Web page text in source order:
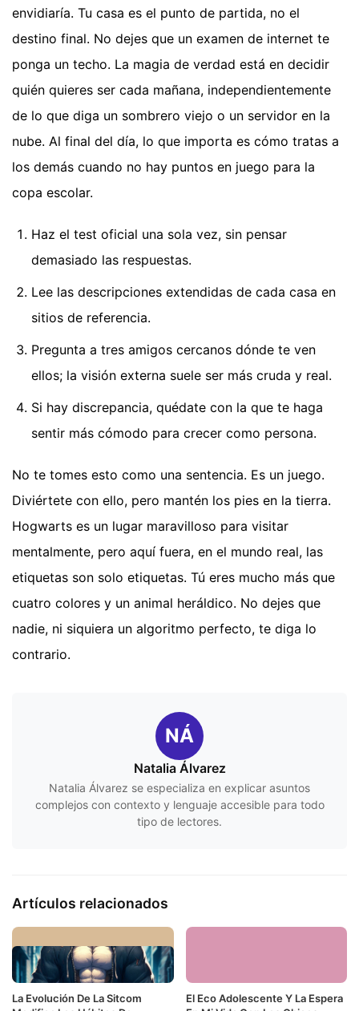
envidiaría. Tu casa es el punto de partida, no el
destino final. No dejes que un examen de internet te
ponga un techo. La magia de verdad está en decidir
quién quieres ser cada mañana, independientemente
de lo que diga un sombrero viejo o un servidor en la
nube. Al final del día, lo que importa es cómo tratas a
los demás cuando no hay puntos en juego para la
copa escolar.
Haz el test oficial una sola vez, sin pensar
demasiado las respuestas.
Lee las descripciones extendidas de cada casa en
sitios de referencia.
Pregunta a tres amigos cercanos dónde te ven
ellos; la visión externa suele ser más cruda y real.
Si hay discrepancia, quédate con la que te haga
sentir más cómodo para crecer como persona.
No te tomes esto como una sentencia. Es un juego.
Diviértete con ello, pero mantén los pies en la tierra.
Hogwarts es un lugar maravilloso para visitar
mentalmente, pero aquí fuera, en el mundo real, las
etiquetas son solo etiquetas. Tú eres mucho más que
cuatro colores y un animal heráldico. No dejes que
nadie, ni siquiera un algoritmo perfecto, te diga lo
contrario.
NÁ
Natalia Álvarez
Natalia Álvarez se especializa en explicar asuntos
complejos con contexto y lenguaje accesible para todo
tipo de lectores.
Artículos relacionados
La Evolución De La Sitcom
El Eco Adolescente Y La Espera